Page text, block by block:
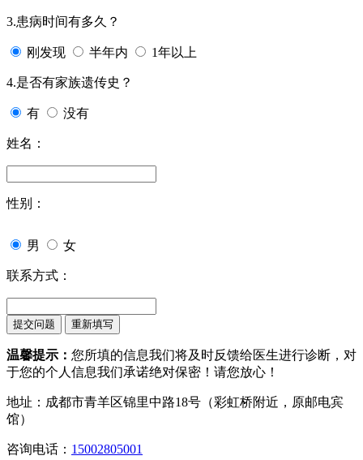
3.患病时间有多久？
刚发现 半年内 1年以上
4.是否有家族遗传史？
有 没有
姓名：
性别：
男 女
联系方式：
温馨提示： 您所填的信息我们将及时反馈给医生进行诊断，对
于您的个人信息我们承诺绝对保密！请您放心！
地址：成都市青羊区锦里中路18号（彩虹桥附近，原邮电宾
馆）
咨询电话： 15002805001